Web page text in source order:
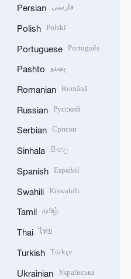
Persian فارسی
Polish Polski
Portuguese Português
Pashto پښتو
Romanian Română
Russian Русский
Serbian Српски
Sinhala සිංහල
Spanish Español
Swahili Kiswahili
Tamil தமிழ்
Thai ไทย
Turkish Türkçe
Ukrainian Українська